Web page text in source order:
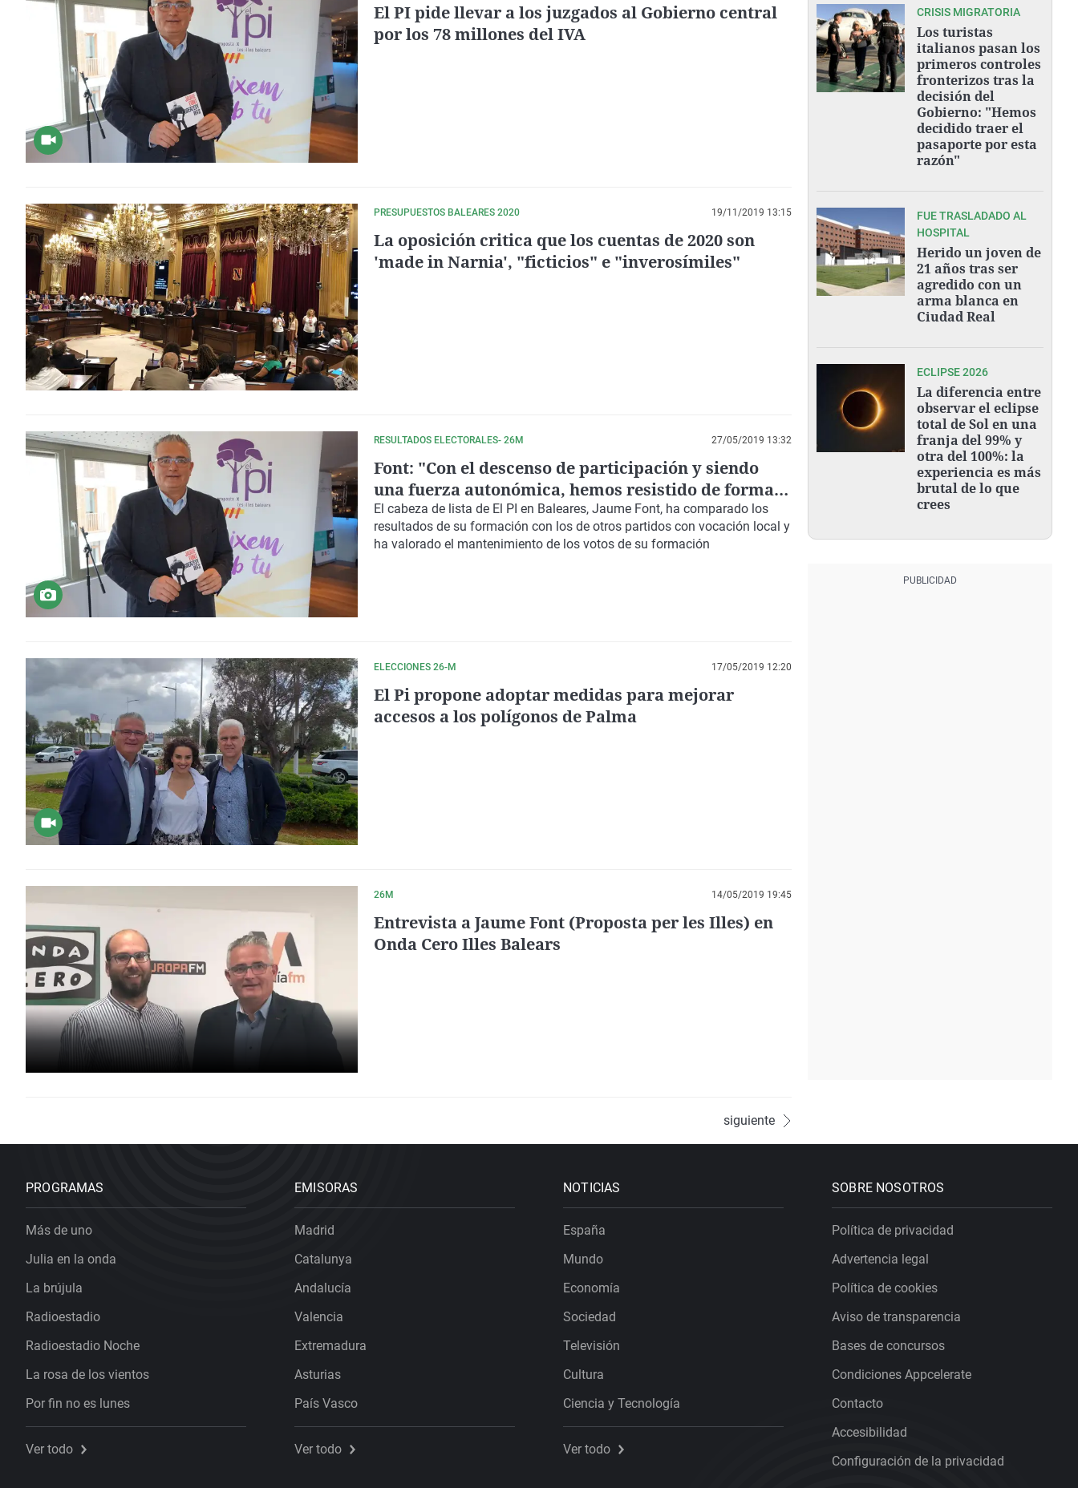
El PI pide llevar a los juzgados al Gobierno central
por los 78 millones del IVA
PRESUPUESTOS BALEARES 2020 19/11/2019 13:15
La oposición critica que los cuentas de 2020 son
'made in Narnia', "ficticios" e "inverosímiles"
RESULTADOS ELECTORALES- 26M 27/05/2019 13:32
Font: "Con el descenso de participación y siendo
una fuerza autonómica, hemos resistido de forma
importante"
El cabeza de lista de El PI en Baleares, Jaume Font, ha comparado los
resultados de su formación con los de otros partidos con vocación local y
ha valorado el mantenimiento de los votos de su formación
ELECCIONES 26-M 17/05/2019 12:20
El Pi propone adoptar medidas para mejorar
accesos a los polígonos de Palma
26M 14/05/2019 19:45
Entrevista a Jaume Font (Proposta per les Illes) en
Onda Cero Illes Balears
siguiente
CRISIS MIGRATORIA
Los turistas
italianos pasan los
primeros controles
fronterizos tras la
decisión del
Gobierno: "Hemos
decidido traer el
pasaporte por esta
razón"
FUE TRASLADADO AL
HOSPITAL
Herido un joven de
21 años tras ser
agredido con un
arma blanca en
Ciudad Real
ECLIPSE 2026
La diferencia entre
observar el eclipse
total de Sol en una
franja del 99% y
otra del 100%: la
experiencia es más
brutal de lo que
crees
PROGRAMAS
Más de uno
Julia en la onda
La brújula
Radioestadio
Radioestadio Noche
La rosa de los vientos
Por fin no es lunes
Ver todo
EMISORAS
Madrid
Catalunya
Andalucía
Valencia
Extremadura
Asturias
País Vasco
Ver todo
NOTICIAS
España
Mundo
Economía
Sociedad
Televisión
Cultura
Ciencia y Tecnología
Ver todo
SOBRE NOSOTROS
Política de privacidad
Advertencia legal
Política de cookies
Aviso de transparencia
Bases de concursos
Condiciones Appcelerate
Contacto
Accesibilidad
Configuración de la privacidad